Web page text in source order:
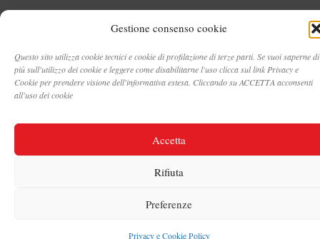
Gestione consenso cookie
Questo sito utilizza cookie tecnici e cookie di profilazione di terze parti. Se vuoi saperne di
più sull'utilizzo dei cookie e leggere come disabilitarne l'uso clicca sul link Privacy e
Cookie per prendere visione dell'informativa estesa. Cliccando su ACCETTA acconsenti
all'uso dei cookie
Accetta
Rifiuta
Preferenze
Privacy e Cookie Policy
INTRANET
©2021 FONDAZIONE SISTEMA TOSCANA - PIVA 05468660484